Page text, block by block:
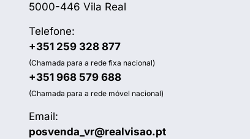
5000-446 Vila Real
Telefone:
+351 259 328 877
(Chamada para a rede fixa nacional)
+351 968 579 688
(Chamada para a rede móvel nacional)
Email:
posvenda_vr@realvisao.pt